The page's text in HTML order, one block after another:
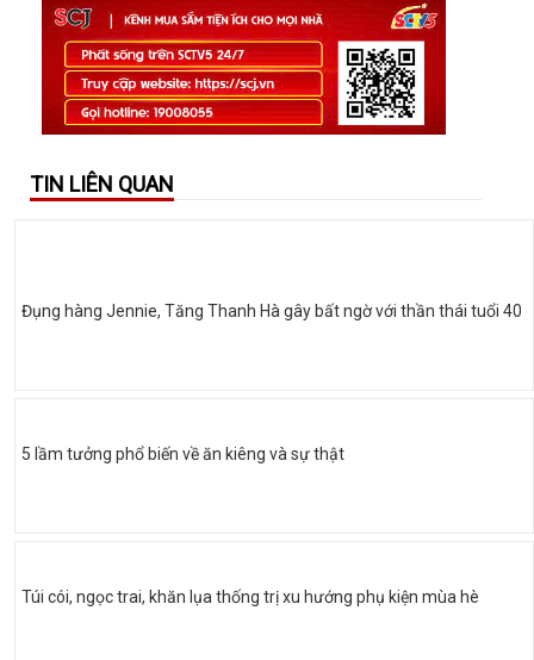
TIN LIÊN QUAN
Đụng hàng Jennie, Tăng Thanh Hà gây bất ngờ với thần thái tuổi 40
5 lầm tưởng phổ biến về ăn kiêng và sự thật
Túi cói, ngọc trai, khăn lụa thống trị xu hướng phụ kiện mùa hè